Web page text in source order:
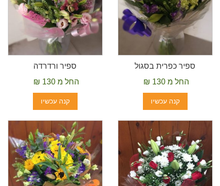
ספיר כפרית בסגול
החל מ 130 ₪
קנה עכשיו
ספיר ורדרדה
החל מ 130 ₪
קנה עכשיו